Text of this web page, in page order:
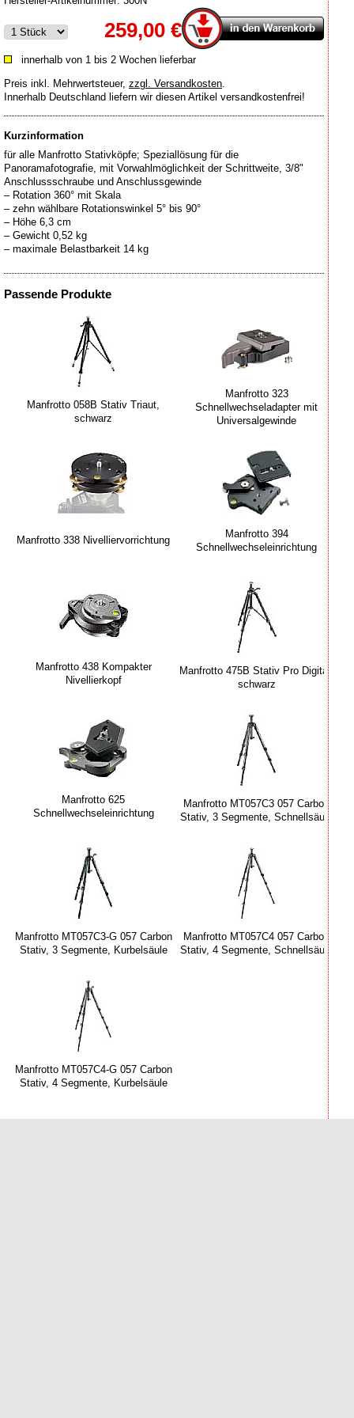
259,00 €
innerhalb von 1 bis 2 Wochen lieferbar
Preis inkl. Mehrwertsteuer, zzgl. Versandkosten
Innerhalb Deutschland liefern wir diesen Artikel versandkostenfrei!
Kurzinformation
für alle Manfrotto Stativköpfe; Speziallösung für die
Panoramafotografie, mit Vorwahlmöglichkeit der Schrittweite, 3/8"
Anschlussschraube und Anschlussgewinde
– Rotation 360° mit Skala
– zehn wählbare Rotationswinkel 5° bis 90°
– Höhe 6,3 cm
– Gewicht 0,52 kg
Passende Produkte
Manfrotto 058B Stativ Triaut,
schwarz
Manfrotto 323
Schnellwechseladapter mit
Universalgewinde
Manfrotto 338 Nivelliervorrichtung
Manfrotto 394
Schnellwechseleinrichtung
Manfrotto 438 Kompakter
Nivellierkopf
Manfrotto 475B Stativ Pro Digital,
schwarz
Manfrotto 625
Schnellwechseleinrichtung
Manfrotto MT057C3 057 Carbon
Stativ, 3 Segmente, Schnellsäule
Manfrotto MT057C3-G 057 Carbon
Stativ, 3 Segmente, Kurbelsäule
Manfrotto MT057C4 057 Carbon
Stativ, 4 Segmente, Schnellsäule
Manfrotto MT057C4-G 057 Carbon
Stativ, 4 Segmente, Kurbelsäule